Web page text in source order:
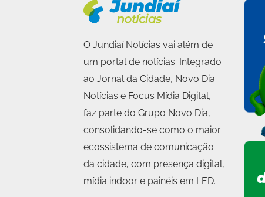
O Jundiaí Notícias vai além de
um portal de notícias. Integrado
ao Jornal da Cidade, Novo Dia
Notícias e Focus Mídia Digital,
faz parte do Grupo Novo Dia,
consolidando-se como o maior
ecossistema de comunicação
da cidade, com presença digital,
mídia indoor e painéis em LED.